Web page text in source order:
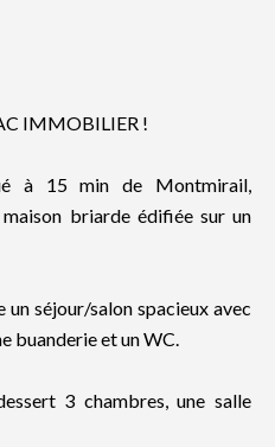
IMMOBILIER !
à 15 min de Montmirail,
briarde édifiée sur un
séjour/salon spacieux avec
buanderie et un WC.
3 chambres, une salle